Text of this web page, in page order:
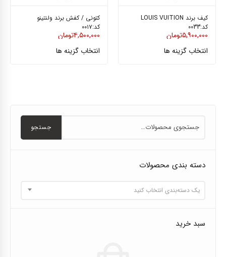
کیف برند LOUIS VUITION
کد:0033
۵,۹۰۰,۰۰۰تومان
انتخاب گزینه ها
کتونی / کفش برند ولنتینو
کد:۰۰۱۷
۴,۵۰۰,۰۰۰تومان
انتخاب گزینه ها
جستجو
دسته بندی محصولات
یک دسته‌بندی انتخاب کنید
سبد خرید